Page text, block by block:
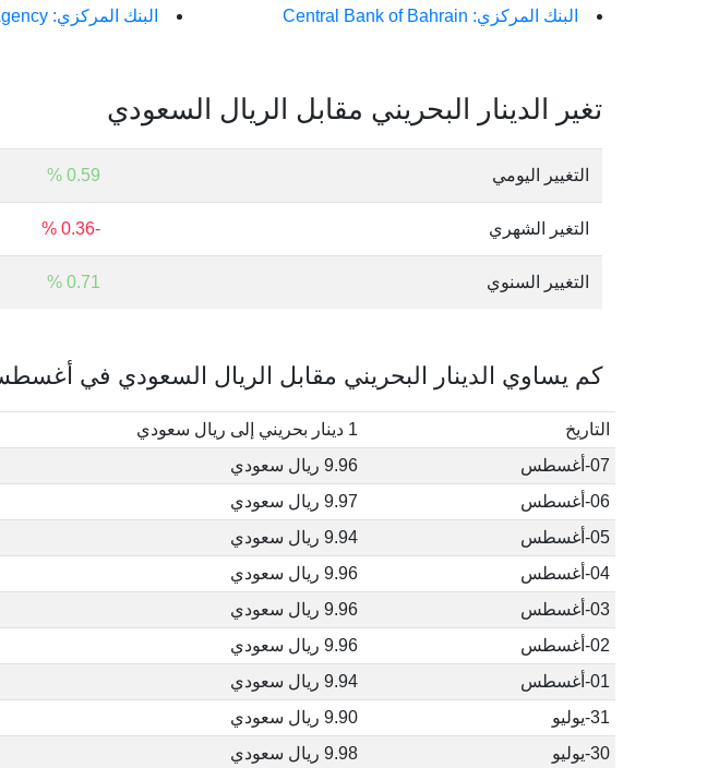
البنك المركزي: Central Bank of Bahrain
البنك المركزي: Saudi Arabian Monetary Agency
تغير الدينار البحريني مقابل الريال السعودي
التغيير اليومي 0.59 %
التغير الشهري -0.36 %
التغيير السنوي 0.71 %
كم يساوي الدينار البحريني مقابل الريال السعودي في أغسطس,
التاريخ
1 دينار بحريني إلى ريال سعودي
07-أغسطس
9.96 ريال سعودي
06-أغسطس
9.97 ريال سعودي
05-أغسطس
9.94 ريال سعودي
04-أغسطس
9.96 ريال سعودي
03-أغسطس
9.96 ريال سعودي
02-أغسطس
9.96 ريال سعودي
01-أغسطس
9.94 ريال سعودي
31-يوليو
9.90 ريال سعودي
30-يوليو
9.98 ريال سعودي